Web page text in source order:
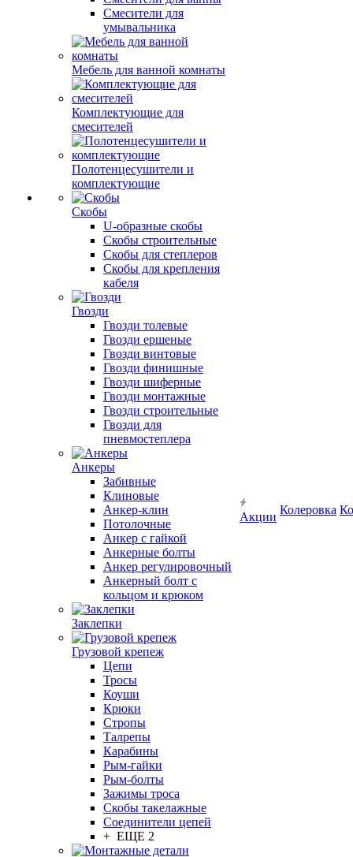
Смесители для
умывальника
Мебель для ванной комнаты
Комплектующие для
смесителей
Полотенцесушители и
комплектующие
Скобы
U-образные скобы
Скобы строительные
Скобы для степлеров
Скобы для крепления
кабеля
Гвозди
Гвозди толевые
Гвозди ершеные
Гвозди винтовые
Гвозди финишные
Гвозди шиферные
Гвозди монтажные
Гвозди строительные
Гвозди для
пневмостеплера
Анкеры
Забивные
Клиновые
Анкер-клин
Потолочные
Анкер с гайкой
Анкерные болты
Анкер регулировочный
Анкерный болт с
кольцом и крюком
Заклепки
Грузовой крепеж
Цепи
Тросы
Коуши
Крюки
Стропы
Талрепы
Карабины
Рым-гайки
Рым-болты
Зажимы троса
Скобы такелажные
Соединители цепей
+ ЕЩЕ 2
Акции
Колеровка